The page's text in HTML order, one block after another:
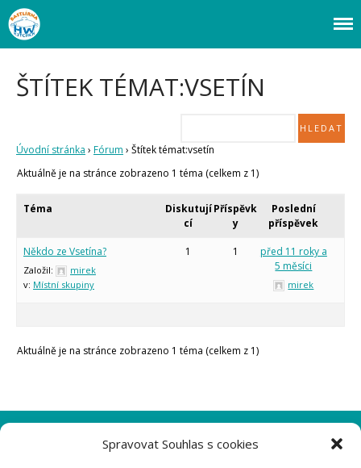
Spravovat Souhlas s cookies
Úvod
Fórum
Často kladené dotazy
Vaše projekty
Začínáme s Arduinem
Arduino Software
Tutoriály
Arduino s Massimem Banzim
Makeblock
Koupit
Webový magazín o bastlení a tvoření. Naučte se základy programování a
elektroniky zábavnou formou! Arduino a microbit projekty, návody,
ŠTÍTEK TÉMAT:VSETÍN
Úvodní stránka › Fórum › Štítek témat:vsetín
Aktuálně je na stránce zobrazeno 1 téma (celkem z 1)
Téma
Diskutují
cí
Příspěvk
y
Poslední
příspěvek
Někdo ze Vsetína?
Založil:
mirek
v: Místní skupiny
1 1
před 11 roky a
5 měsíci
mirek
Aktuálně je na stránce zobrazeno 1 téma (celkem z 1)
PŘIHLÁSIT SE|